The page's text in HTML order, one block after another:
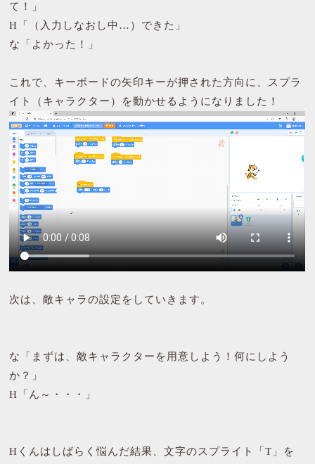
て！」
H「（入力しなおし中…）できた」
な「よかった！」
これで、キーボードの矢印キーが押された方向に、スプラ
イト（キャラクター）を動かせるようになりました！
次は、敵キャラの設定をしていきます。
な「まずは、敵キャラクターを用意しよう！何にしよう
か？」
H「ん～・・・」
Hくんはしばらく悩んだ結果、文字のスプライト「T」を